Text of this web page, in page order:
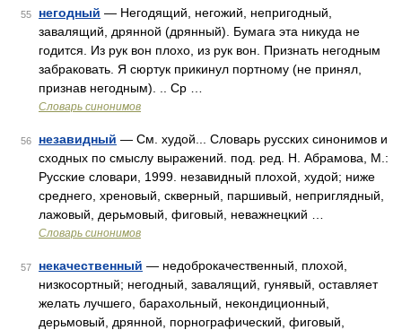
55 негодный — Негодящий, негожий, непригодный,
завалящий, дрянной (дрянный). Бумага эта никуда не
годится. Из рук вон плохо, из рук вон. Признать негодным
забраковать. Я сюртук прикинул портному (не принял,
признав негодным). .. Ср …
Словарь синонимов
56 незавидный — См. худой... Словарь русских синонимов и
сходных по смыслу выражений. под. ред. Н. Абрамова, М.:
Русские словари, 1999. незавидный плохой, худой; ниже
среднего, хреновый, скверный, паршивый, неприглядный,
лажовый, дерьмовый, фиговый, неважнецкий …
Словарь синонимов
57 некачественный — недоброкачественный, плохой,
низкосортный; негодный, завалящий, гунявый, оставляет
желать лучшего, барахольный, некондиционный,
дерьмовый, дрянной, порнографический, фиговый,